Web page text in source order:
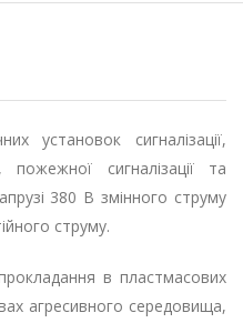
установок сигналізації,
пожежної сигналізації та
380 В змінного струму
струму.
в пластмасових
агресивного середовища,